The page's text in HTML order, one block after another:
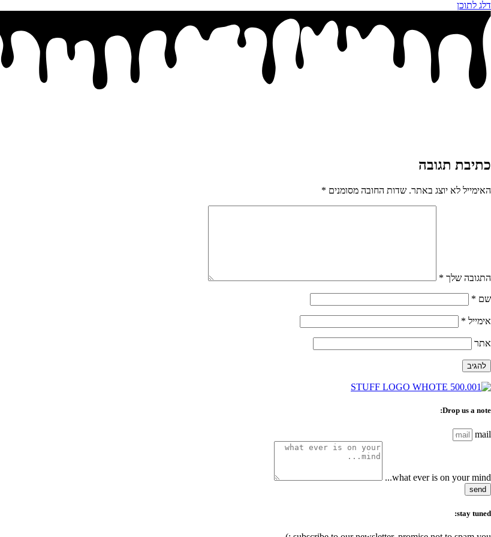
דלג לתוכן
כתיבת תגובה
האימייל לא יוצג באתר. שדות החובה מסומנים *
התגובה שלך *
שם *
אימייל *
אתר
Drop us a note:
mail
what ever is on your mind...
send
stay tuned: